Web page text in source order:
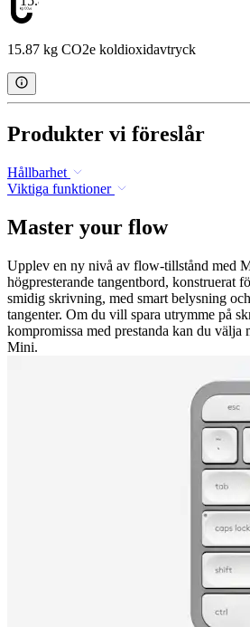
15.87 kg CO2e koldioxidavtryck
Produkter vi föreslår
Hållbarhet
Viktiga funktioner
Master your flow
Upplev en ny nivå av flow-tillstånd med
högpresterande tangentbord, konstruerat
smidig skrivning, med smart belysning
tangenter. Om du vill spara utrymme på
kompromissa med prestanda kan du
Mini.